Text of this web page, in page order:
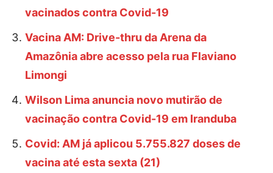
vacinados contra Covid-19
Vacina AM: Drive-thru da Arena da
Amazônia abre acesso pela rua Flaviano
Limongi
Wilson Lima anuncia novo mutirão de
vacinação contra Covid-19 em Iranduba
Covid: AM já aplicou 5.755.827 doses de
vacina até esta sexta (21)